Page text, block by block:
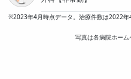
※2023年4月時点データ。治療件数は2022
写真は各病院ホーム